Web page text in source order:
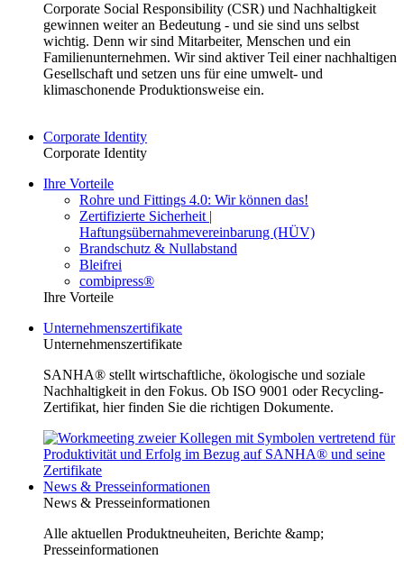
Corporate Social Responsibility (CSR) und Nachhaltigkeit
gewinnen weiter an Bedeutung - und sie sind uns selbst
wichtig. Denn wir sind Mitarbeiter, Menschen und ein
Familienunternehmen. Wir sind aktiver Teil einer nachhaltigen
Gesellschaft und setzen uns für eine umwelt- und
klimaschonende Produktionsweise ein.
Corporate Identity
Corporate Identity
Ihre Vorteile
Rohre und Fittings 4.0: Wir können das!
Zertifizierte Sicherheit |
Haftungsübernahmevereinbarung (HÜV)
Brandschutz & Nullabstand
Bleifrei
combipress®
Ihre Vorteile
Unternehmenszertifikate
Unternehmenszertifikate
SANHA® stellt wirtschaftliche, ökologische und soziale
Nachhaltigkeit in den Fokus. Ob ISO 9001 oder Recycling-
Zertifikat, hier finden Sie die richtigen Dokumente.
News & Presseinformationen
News & Presseinformationen
Alle aktuellen Produktneuheiten, Berichte &amp;
Presseinformationen